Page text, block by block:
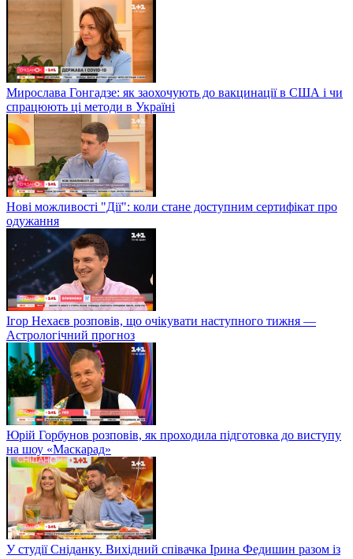
Мирослава Гонгадзе: як заохочують до вакцинації в США і чи
спрацюють ці методи в Україні
Нові можливості "Дії": коли стане доступним сертифікат про
одужання
Ігор Нехаєв розповів, що очікувати наступного тижня —
Астрологічний прогноз
Юрій Горбунов розповів, як проходила підготовка до виступу
на шоу «Маскарад»
У студії Сніданку. Вихідний співачка Ірина Федишин разом із